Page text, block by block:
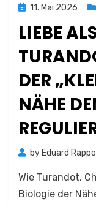
Posted
11. Mai 2026
LIEBE
DER
NÄHE
by Eduard
Wie Turandot,
Biologie der